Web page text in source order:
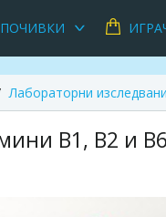
ПОЧИВКИ
Лабораторни
В1, В2 и